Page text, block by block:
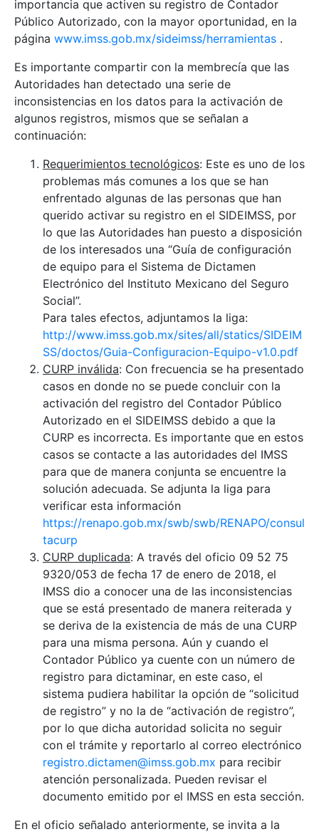
importancia que activen su registro de Contador
Público Autorizado, con la mayor oportunidad, en la
página www.imss.gob.mx/sideimss/herramientas .
Es importante compartir con la membrecía que las
Autoridades han detectado una serie de
inconsistencias en los datos para la activación de
algunos registros, mismos que se señalan a
continuación:
Requerimientos tecnológicos: Este es uno de los
problemas más comunes a los que se han
enfrentado algunas de las personas que han
querido activar su registro en el SIDEIMSS, por
lo que las Autoridades han puesto a disposición
de los interesados una “Guía de configuración
de equipo para el Sistema de Dictamen
Electrónico del Instituto Mexicano del Seguro
Social”.
Para tales efectos, adjuntamos la liga:
http://www.imss.gob.mx/sites/all/statics/SIDEIM
SS/doctos/Guia-Configuracion-Equipo-v1.0.pdf
CURP inválida: Con frecuencia se ha presentado
casos en donde no se puede concluir con la
activación del registro del Contador Público
Autorizado en el SIDEIMSS debido a que la
CURP es incorrecta. Es importante que en estos
casos se contacte a las autoridades del IMSS
para que de manera conjunta se encuentre la
solución adecuada. Se adjunta la liga para
verificar esta información
https://renapo.gob.mx/swb/swb/RENAPO/consul
tacurp
CURP duplicada: A través del oficio 09 52 75
9320/053 de fecha 17 de enero de 2018, el
IMSS dio a conocer una de las inconsistencias
que se está presentado de manera reiterada y
se deriva de la existencia de más de una CURP
para una misma persona. Aún y cuando el
Contador Público ya cuente con un número de
registro para dictaminar, en este caso, el
sistema pudiera habilitar la opción de “solicitud
de registro” y no la de “activación de registro”,
por lo que dicha autoridad solicita no seguir
con el trámite y reportarlo al correo electrónico
registro.dictamen@imss.gob.mx para recibir
atención personalizada. Pueden revisar el
documento emitido por el IMSS en esta sección.
En el oficio señalado anteriormente, se invita a la